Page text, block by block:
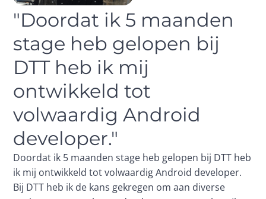
"Doordat ik 5 maanden
stage heb gelopen bij
DTT heb ik mij
ontwikkeld tot
volwaardig Android
developer."
Doordat ik 5 maanden stage heb gelopen bij DTT heb
ik mij ontwikkeld tot volwaardig Android developer.
Bij DTT heb ik de kans gekregen om aan diverse